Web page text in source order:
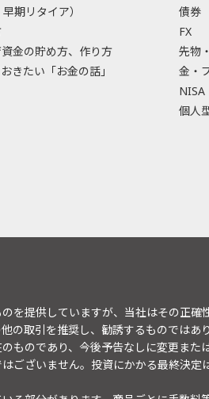
期リタイア）
金の貯め方、作り方
きたい「お金の話」
債券
FX
先物
金・
NISA
個人
を提供していますが、当社はその正
の取引を推奨し、勧誘するものでは
ものであり、今後予告なしに変更また
ございません。投資にかかる最終決